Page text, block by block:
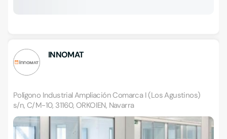
INNOMAT
Polígono Industrial Ampliación Comarca I (Los Agustinos)
s/n, C/M-10, 31160, ORKOIEN, Navarra